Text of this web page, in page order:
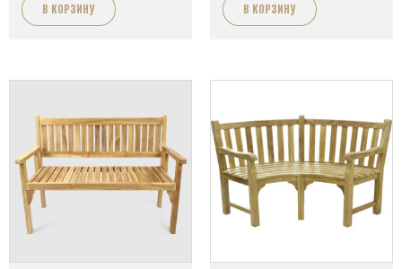
В КОРЗИНУ
В КОРЗИНУ